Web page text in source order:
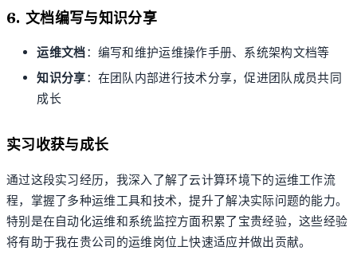
6. 文档编写与知识分享
运维文档：编写和维护运维操作手册、系统架构文档等
知识分享：在团队内部进行技术分享，促进团队成员共同
成长
实习收获与成长
通过这段实习经历，我深入了解了云计算环境下的运维工作流
程，掌握了多种运维工具和技术，提升了解决实际问题的能力。
特别是在自动化运维和系统监控方面积累了宝贵经验，这些经验
将有助于我在贵公司的运维岗位上快速适应并做出贡献。